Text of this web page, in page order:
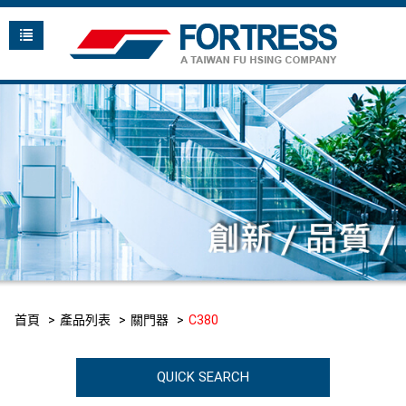
首頁 產品列表 關門器 C380
QUICK SEARCH